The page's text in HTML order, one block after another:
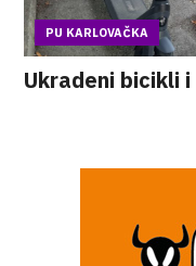
PU KARLOVAČKA
Ukradeni bicikli